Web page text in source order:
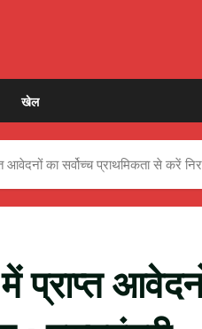
खेल
आवेदनों का सर्वोच्च प्राथमिकता से करें
प्राप्त